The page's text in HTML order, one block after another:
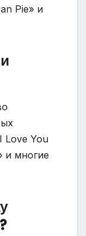
Pie» и
Love You
и многие